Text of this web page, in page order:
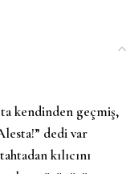
kendinden geçmiş,
dedi var
kılıcını